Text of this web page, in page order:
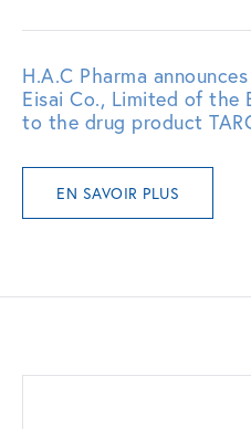
H.A.C Pharma
Eisai Co., Limited of the
to the drug product
EN SAVOIR PLUS